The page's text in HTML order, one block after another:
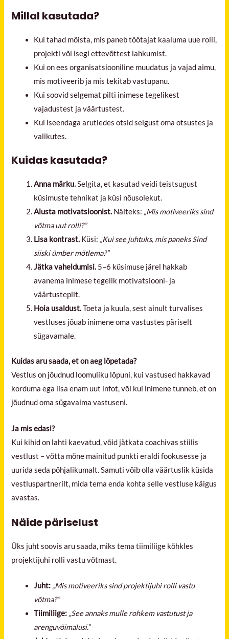
Millal kasutada?
Kui tahad mõista, mis paneb töötajat kaaluma uue rolli,
projekti või isegi ettevõttest lahkumist.
Kui on ees organisatsiooniline muudatus ja vajad aimu,
mis motiveerib ja mis tekitab vastupanu.
Kui soovid selgemat pilti inimese tegelikest
vajadustest ja väärtustest.
Kui iseendaga arutledes otsid selgust oma otsustes ja
valikutes.
Kuidas kasutada?
Anna märku.Selgita, et kasutad veidi teistsugust
küsimuste tehnikat ja küsi nõusolekut.
Alusta motivatsioonist. Näiteks: „Mis motiveeriks sind
võtma uut rolli?”
Lisa kontrast. Küsi: „Kui see juhtuks, mis paneks Sind
siiski ümber mõtlema?”
Jätka vaheldumisi. 5–6 küsimuse järel hakkab
avanema inimese tegelik motivatsiooni- ja
väärtustepilt.
Hoia usaldust.Toeta ja kuula, sest ainult turvalises
vestluses jõuab inimene oma vastustes päriselt
sügavamale.
Kuidas aru saada, et on aeg lõpetada?
Vestlus on jõudnud loomuliku lõpuni, kui vastused hakkavad
korduma ega lisa enam uut infot, või kui inimene tunneb, et on
jõudnud oma sügavaima vastuseni.
Ja mis edasi?
Kui kihid on lahti kaevatud, võid jätkata coachivas stiilis
vestlust – võtta mõne mainitud punkti eraldi fookusesse ja
uurida seda põhjalikumalt. Samuti võib olla väärtuslik küsida
vestluspartnerilt, mida tema enda kohta selle vestluse käigus
avastas.
Näide päriselust
Üks juht soovis aru saada, miks tema tiimiliige kõhkles
projektijuhi rolli vastu võtmast.
Juht: „Mis motiveeriks sind projektijuhi rolli vastu
võtma?”
Tiimiliige: „See annaks mulle rohkem vastutust ja
arenguvõimalusi.”